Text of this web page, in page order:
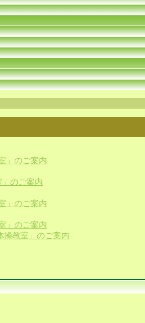
」のご案内
のご案内
」のご案内
」のご案内
操教室」のご案内